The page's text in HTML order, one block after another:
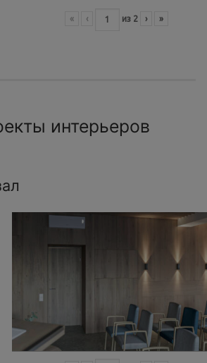
« ‹ из 2 › »
интерьеров